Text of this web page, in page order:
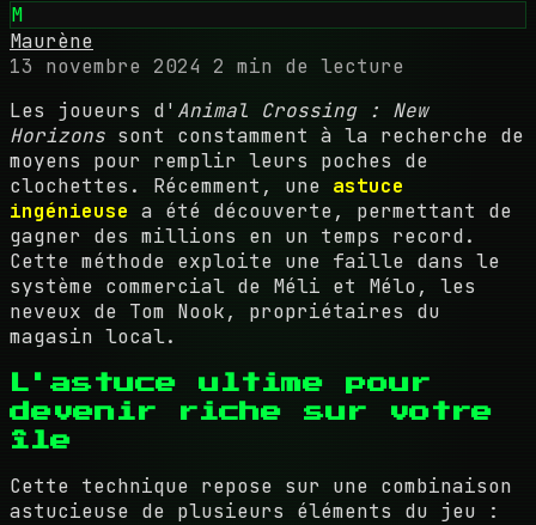
M
Maurène
13 novembre 2024 2 min de lecture
Les joueurs d' Animal Crossing : New
Horizons sont constamment à la recherche de
moyens pour remplir leurs poches de
clochettes. Récemment, une astuce
ingénieuse a été découverte, permettant de
gagner des millions en un temps record.
Cette méthode exploite une faille dans le
système commercial de Méli et Mélo, les
neveux de Tom Nook, propriétaires du
magasin local.
L'astuce ultime pour
devenir riche sur votre
île
Cette technique repose sur une combinaison
astucieuse de plusieurs éléments du jeu :